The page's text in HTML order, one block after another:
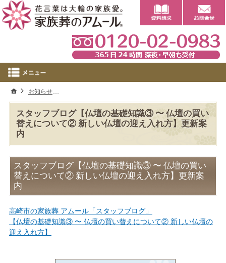
スタッフブログ【仏壇の基礎知識③ 〜 仏壇の買い
替えについて② 新しい仏壇の迎え入れ方】更新案
内
スタッフブログ【仏壇の基礎知識③ 〜 仏壇の買い
替えについて② 新しい仏壇の迎え入れ方】更新案
内
高崎市の家族葬 アムール「スタッフブログ」
【仏壇の基礎知識③ 〜 仏壇の買い替えについて② 新しい仏壇の
迎え入れ方】
ホーム
お知らせ